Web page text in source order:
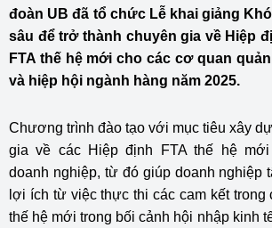
đoàn UB đã tổ chức Lễ khai giảng
sâu để trở thành chuyên gia về Hiệp
FTA thế hệ mới cho các cơ quan
và hiệp hội ngành hàng năm 2025.
Chương trình đào tạo với mục tiêu xây
gia về các Hiệp định FTA thế hệ
doanh nghiệp, từ đó giúp doanh nghiệp
lợi ích từ việc thực thi các cam kết trong
thế hệ mới trong bối cảnh hội nhập kinh